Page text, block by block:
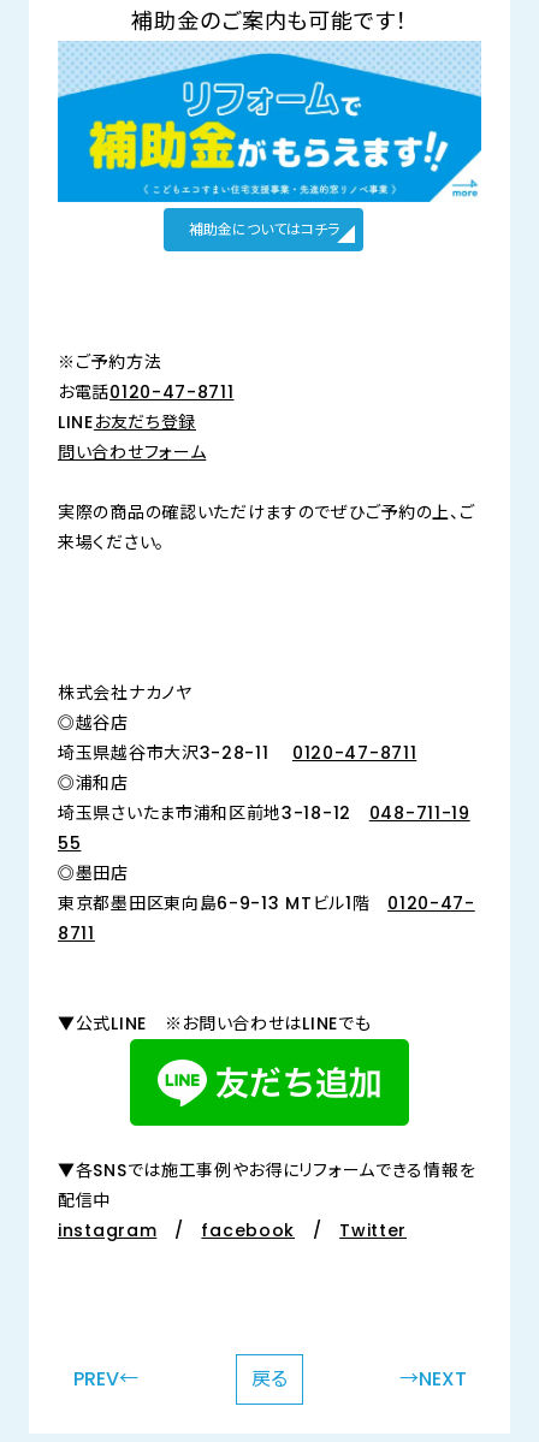
補助金のご案内も可能です！
補助金についてはコチラ
※ご予約方法
お電話0120-47-8711
LINEお友だち登録
問い合わせフォーム
実際の商品の確認いただけますのでぜひご予約の上、ご
来場ください。
株式会社ナカノヤ
◎越谷店
埼玉県越谷市大沢3-28-11 0120-47-8711
◎浦和店
埼玉県さいたま市浦和区前地3-18-12 048-711-19
55
◎墨田店
東京都墨田区東向島6-9-13 MTビル1階 0120-47-
8711
▼公式LINE ※お問い合わせはLINEでも
▼各SNSでは施工事例やお得にリフォームできる情報を
配信中
instagram / facebook / Twitter
PREV← 戻る →NEXT